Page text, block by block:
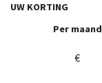
UW KORTING
Per maand
€